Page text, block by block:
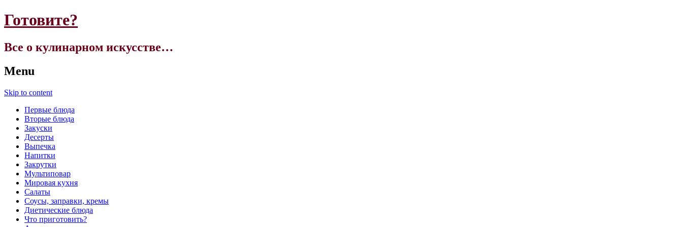
Готовите?
Все о кулинарном искусстве…
Menu
Skip to content
Первые блюда
Вторые блюда
Закуски
Десерты
Выпечка
Напитки
Закрутки
Мультиповар
Мировая кухня
Салаты
Соусы, заправки, кремы
Диетические блюда
Что приготовить?